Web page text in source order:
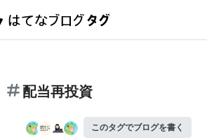
配当再投資
このタグでブログを書く